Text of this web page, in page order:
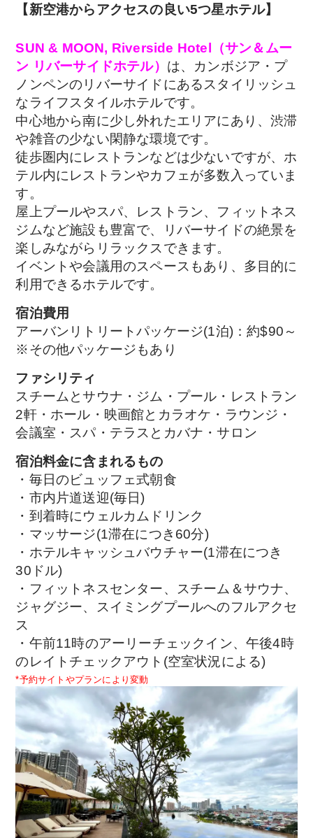
【新空港からアクセスの良い5つ星ホテル】
SUN & MOON, Riverside Hotel（サン＆ムー
ン リバーサイドホテル） は、カンボジア・プ
ノンペンのリバーサイドにあるスタイリッシュ
なライフスタイルホテルです。
中心地から南に少し外れたエリアにあり、渋滞
や雑音の少ない閑静な環境です。
徒歩圏内にレストランなどは少ないですが、ホ
テル内にレストランやカフェが多数入っていま
す。
屋上プールやスパ、レストラン、フィットネス
ジムなど施設も豊富で、リバーサイドの絶景を
楽しみながらリラックスできます。
イベントや会議用のスペースもあり、多目的に
利用できるホテルです。
宿泊費用
アーバンリトリートパッケージ(1泊)：約$90～
※その他パッケージもあり
ファシリティ
スチームとサウナ・ジム・プール・レストラン
2軒・ホール・映画館とカラオケ・ラウンジ・
会議室・スパ・テラスとカバナ・サロン
宿泊料金に含まれるもの
・毎日のビュッフェ式朝食
・市内片道送迎(毎日)
・到着時にウェルカムドリンク
・マッサージ(1滞在につき 60分)
・ホテルキャッシュバウチャー(1滞在につき
30ドル)
・フィットネスセンター、スチーム＆サウナ、
ジャグジー、スイミングプールへのフルアクセ
ス
・午前11時のアーリーチェックイン、午後4時
のレイトチェックアウト(空室状況による)
*予約サイトやプランにより変動